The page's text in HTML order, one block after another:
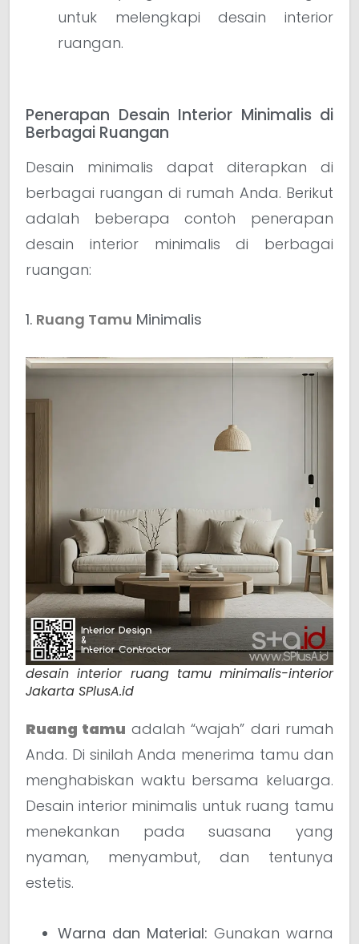
untuk melengkapi desain interior
ruangan.
Penerapan Desain Interior Minimalis di
Berbagai Ruangan
Desain minimalis dapat diterapkan di
berbagai ruangan di rumah Anda. Berikut
adalah beberapa contoh penerapan
desain interior minimalis di berbagai
ruangan:
1. Ruang Tamu Minimalis
desain interior ruang tamu minimalis-interior
Jakarta SPlusA.id
Ruang tamu adalah “wajah” dari rumah
Anda. Di sinilah Anda menerima tamu dan
menghabiskan waktu bersama keluarga.
Desain interior minimalis untuk ruang tamu
menekankan pada suasana yang
nyaman, menyambut, dan tentunya
estetis.
Warna dan Material: Gunakan warna